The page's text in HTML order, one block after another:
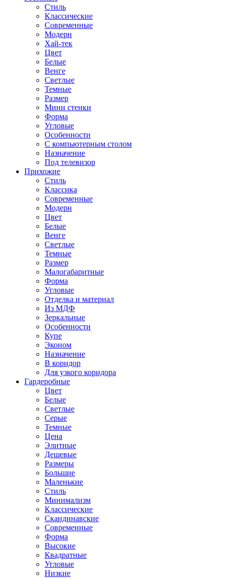
Стиль
Классические
Современные
Модерн
Хай-тек
Цвет
Белые
Венге
Светлые
Темные
Размер
Мини стенки
Форма
Угловые
Особенности
С компьютерным столом
Назначение
Под телевизор
Прихожие
Стиль
Классика
Современные
Модерн
Цвет
Белые
Венге
Светлые
Темные
Размер
Малогабаритные
Форма
Угловые
Отделка и материал
Из МДФ
Зеркальные
Особенности
Купе
Эконом
Назначение
В коридор
Для узкого коридора
Гардеробные
Цвет
Белые
Светлые
Серые
Темные
Цена
Элитные
Дешевые
Размеры
Большие
Маленькие
Стиль
Минимализм
Классические
Скандинавские
Современные
Форма
Высокие
Квадратные
Угловые
Низкие